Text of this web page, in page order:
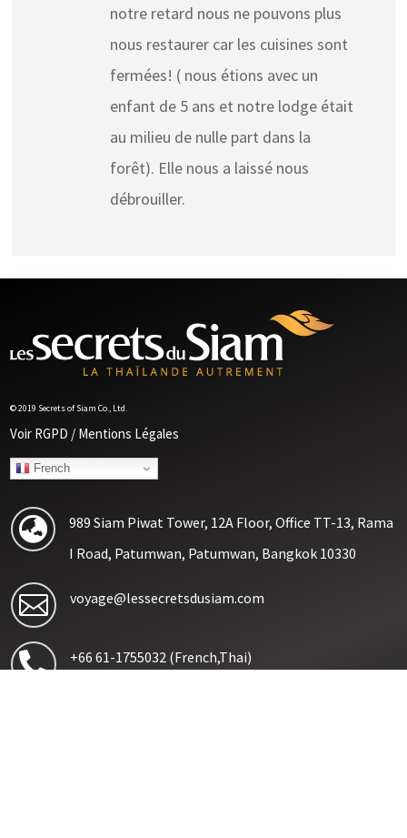
notre retard nous ne pouvons plus
nous restaurer car les cuisines sont
fermées! ( nous étions avec un
enfant de 5 ans et notre lodge était
au milieu de nulle part dans la
forêt). Elle nous a laissé nous
débrouiller.
© 2019 Secrets of Siam Co., Ltd.
Voir RGPD / Mentions Légales
French

989 Siam Piwat Tower, 12A Floor, Office TT-13, Rama
I Road, Patumwan, Patumwan, Bangkok 10330
 voyage@lessecretsdusiam.com
 +66 61-1755032(French,Thai)